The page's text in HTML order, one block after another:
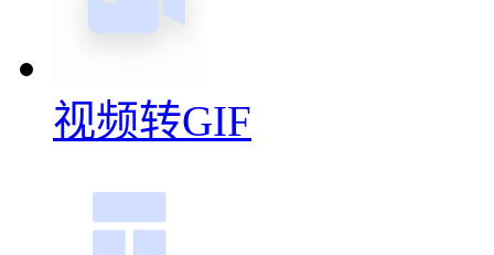
GIF拼图